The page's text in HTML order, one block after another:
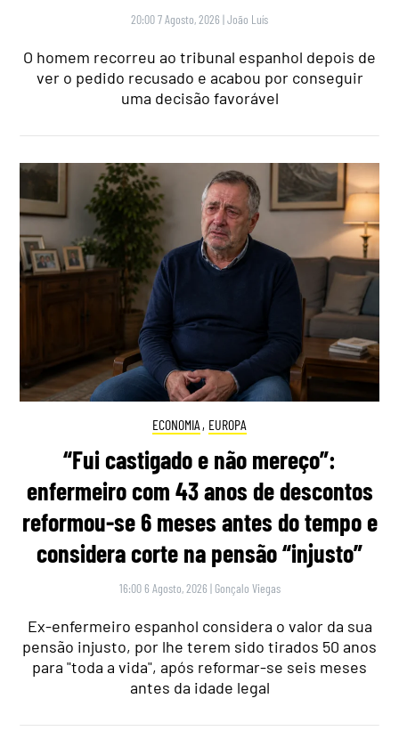
20:00 7 Agosto, 2026 |João Luís
O homem recorreu ao tribunal espanhol depois de
ver o pedido recusado e acabou por conseguir
uma decisão favorável
ECONOMIA , EUROPA
“Fui castigado e não mereço”:
enfermeiro com 43 anos de descontos
reformou-se 6 meses antes do tempo e
considera corte na pensão “injusto”
16:00 6 Agosto, 2026 | Gonçalo Viegas
Ex-enfermeiro espanhol considera o valor da sua
pensão injusto, por lhe terem sido tirados 50 anos
para "toda a vida", após reformar-se seis meses
antes da idade legal